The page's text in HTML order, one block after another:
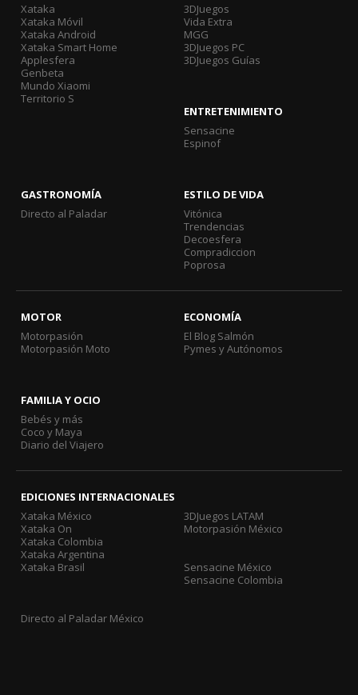
Xataka
Xataka Móvil
Xataka Android
Xataka Smart Home
Applesfera
Genbeta
Mundo Xiaomi
Territorio S
3DJuegos
Vida Extra
MGG
3DJuegos PC
3DJuegos Guías
ENTRETENIMIENTO
Sensacine
Espinof
GASTRONOMÍA
Directo al Paladar
ESTILO DE VIDA
Vitónica
Trendencias
Decoesfera
Compradiccion
Poprosa
MOTOR
Motorpasión
Motorpasión Moto
ECONOMÍA
El Blog Salmón
Pymes y Autónomos
FAMILIA Y OCIO
Bebés y más
Coco y Maya
Diario del Viajero
EDICIONES INTERNACIONALES
Xataka México
Xataka On
Xataka Colombia
Xataka Argentina
Xataka Brasil
3DJuegos LATAM
Motorpasión México
Sensacine México
Sensacine Colombia
Directo al Paladar México